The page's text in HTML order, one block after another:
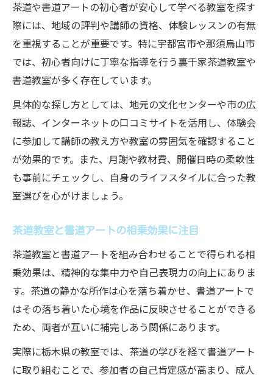
茶道や書道アートの初心者が安心して学べる教室を探す
際には、地域の評判や講師の資格、体験レッスンの有無
を重視することが重要です。特に宇都宮市や那須烏山市
では、初心者向けに丁寧な指導を行う裏千家茶道教室や
書道教室が多く存在しています。
具体的な探し方としては、地元の文化センターや市の広
報誌、インターネットの口コミサイトを活用し、体験会
に参加して講師の教え方や教室の雰囲気を確認すること
が効果的です。また、月謝や教材費、開催日時の柔軟性
も事前にチェックし、自身のライフスタイルに合った教
室選びを心がけましょう。
茶道教室と書道アートの相乗効果に注目
茶道教室と書道アートを組み合わせることで得られる相
乗効果は、精神的な集中力や自己表現力の向上にありま
す。茶道の静かな所作は心を落ち着かせ、書道アートで
はその落ち着いた心境を作品に反映させることができる
ため、両者が互いに補完しあう関係にあります。
実際に栃木県の教室では、茶道の学びを経て書道アート
に取り組むことで、参加者の自己肯定感が高まり、成人